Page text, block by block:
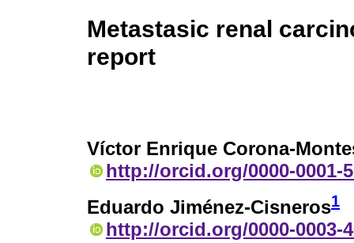
Metastasic renal
report
Víctor Enrique Corona-
http://orcid.org/0000-0001-
Eduardo Jiménez-Cisneros1
http://orcid.org/0000-0003-